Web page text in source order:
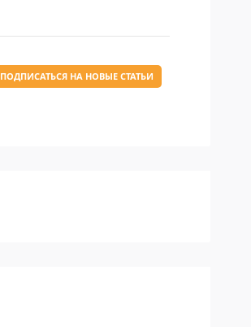
ПОДПИСАТЬСЯ НА НОВЫЕ СТАТЬИ